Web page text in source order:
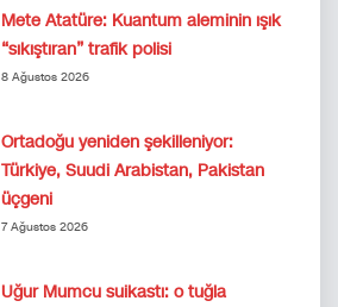
Mete Atatüre: Kuantum aleminin ışık
“sıkıştıran” trafik polisi
8 Ağustos 2026
Ortadoğu yeniden şekilleniyor:
Türkiye, Suudi Arabistan, Pakistan
üçgeni
7 Ağustos 2026
Uğur Mumcu suikastı: o tuğla